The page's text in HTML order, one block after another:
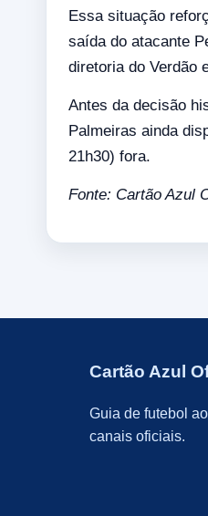
Essa situação
saída do atacante
diretoria do Verdão
Antes da decisão
Palmeiras ainda
21h30) fora.
Fonte: Cartão Azul
Cartão Azul
Guia de futebol
canais oficiais.